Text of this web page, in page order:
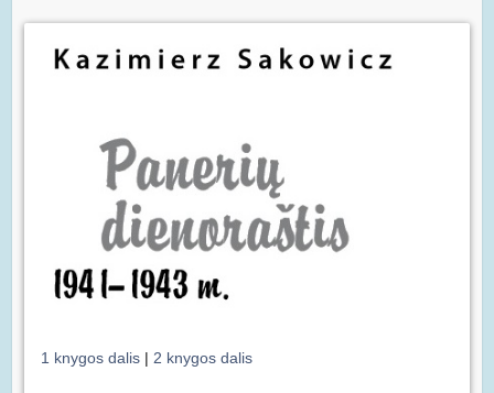
1 knygos dalis | 2 knygos dalis